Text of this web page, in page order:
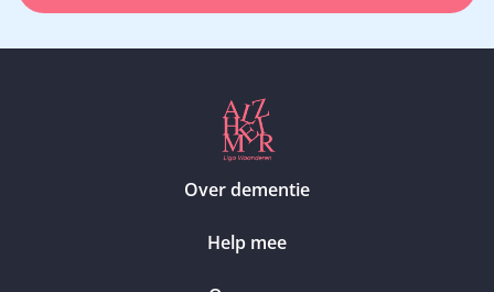
Over dementie
Help mee